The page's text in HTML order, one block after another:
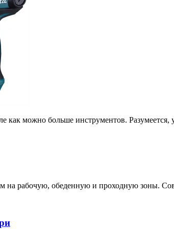
как можно больше инструментов.
на рабочую, обеденную и проходную зоны.